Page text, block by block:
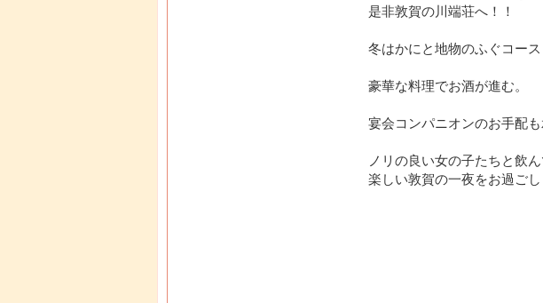
是非敦賀の川端荘へ！！
冬はかにと地物のふぐコース
豪華な料理でお酒が進む。
宴会コンパニオンのお手配も
ノリの良い女の子たちと飲ん
楽しい敦賀の一夜をお過ごし